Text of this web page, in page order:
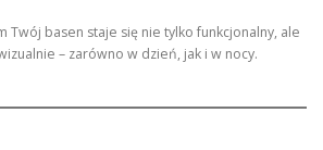
Twój basen staje się nie tylko funkcjonalny, ale
– zarówno w dzień, jak i w nocy.